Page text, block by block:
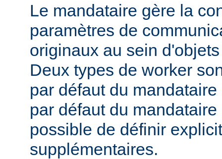
Le mandataire gère la
paramètres de
originaux au sein
Deux types de worker
par défaut du
par défaut du
possible de définir
supplémentaires.